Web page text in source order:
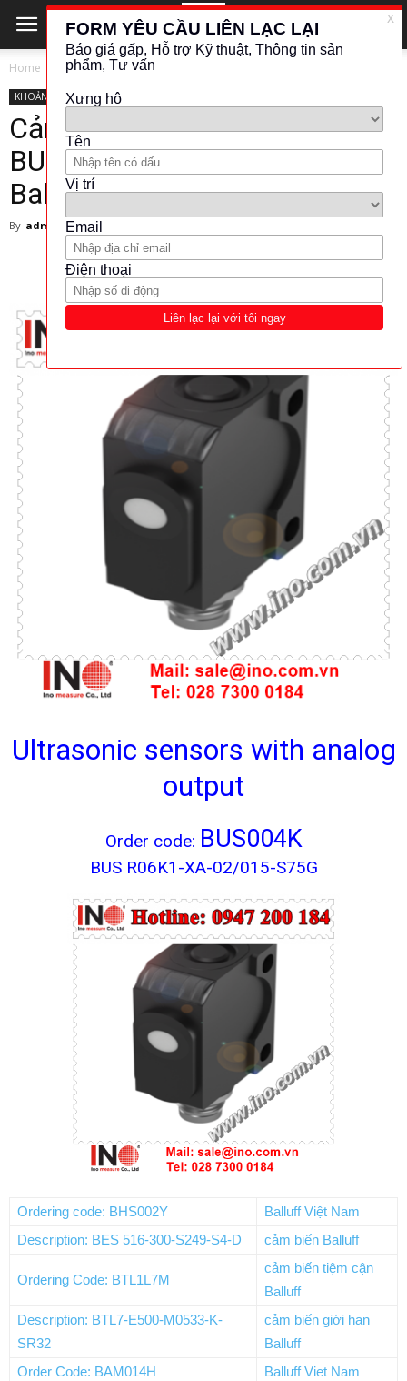
Home KHOẢNG CÁCH - VỊ TRÍ
KHOẢNG CÁCH - VỊ TRÍ
Cảm biến siêu âm Balluff –
BUS004K – BUS R06K1-XA –
Balluff Việt Nam
By admin - 20 March 2018
Ultrasonic sensors with analog
output
Order code: BUS004K
BUS R06K1-XA-02/015-S75G
Ordering code: BHS002Y
Balluff Việt Nam
Description: BES 516-300-S249-S4-D
cảm biến Balluff
Ordering Code: BTL1L7M
cảm biến tiệm cận
Balluff
Description: BTL7-E500-M0533-K-
SR32
cảm biến giới hạn
Balluff
Order Code: BAM014H
Balluff Viet Nam